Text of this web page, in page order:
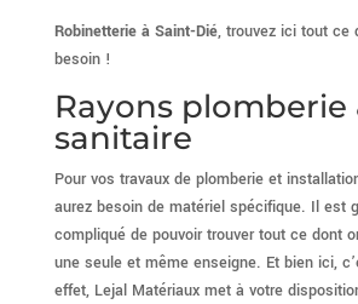
Robinetterie à Saint-Dié, trouvez ici tout ce
besoin !
Rayons plomberie
sanitaire
Pour vos travaux de plomberie et
aurez besoin de matériel spécifique. Il est
compliqué de pouvoir trouver tout ce dont
une seule et même enseigne. Et bien ici,
effet, Lejal Matériaux met à votre